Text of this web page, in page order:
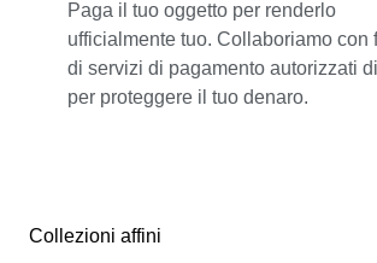
Paga il tuo oggetto per renderlo
ufficialmente tuo. Collaboriamo con
di servizi di pagamento autorizzati
per proteggere il tuo denaro.
Collezioni affini